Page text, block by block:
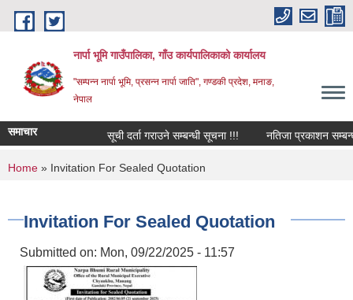
Skip to main content
नार्पा भूमि गाउँपालिका, गाँउ कार्यपालिकाको कार्यालय
"सम्पन्न नार्पा भूमि, प्रसन्न नार्पा जाति", गण्डकी प्रदेश, मनाङ,
नेपाल
समाचार सूची दर्ता गराउने सम्बन्धी सूचना !!! नतिजा प्रकाशन
You are here
Home » Invitation For Sealed Quotation
Invitation For Sealed Quotation
Submitted on: Mon, 09/22/2025 - 11:57